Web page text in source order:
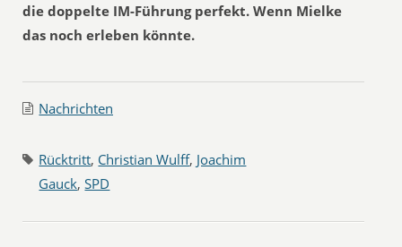
die doppelte IM-Führung perfekt. Wenn Mielke
das noch erleben könnte.
Nachrichten
Rücktritt, Christian Wulff, Joachim
Gauck,SPD